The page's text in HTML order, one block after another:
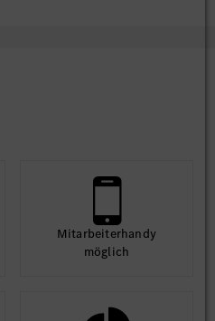
Mit­arbeiter­handy
möglich